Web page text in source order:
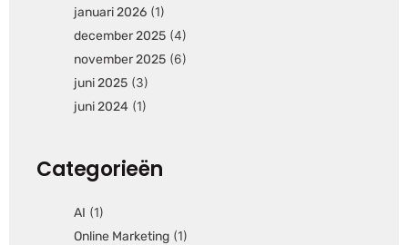
januari 2026 (1)
december 2025 (4)
november 2025 (6)
juni 2025 (3)
juni 2024 (1)
Categorieën
AI (1)
Online Marketing (1)